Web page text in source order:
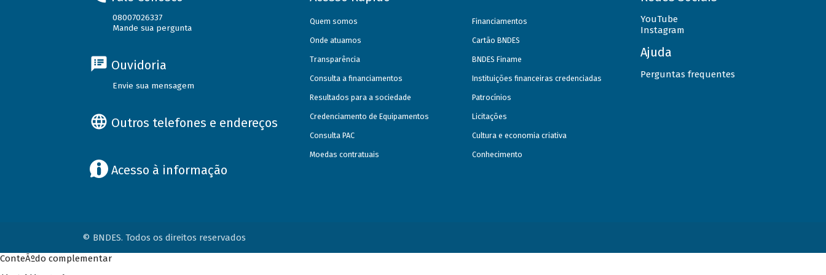
08007026337
Mande sua pergunta
Ouvidoria
Envie sua mensagem
Outros telefones e endereços
Acesso à informação
Quem somos
Onde atuamos
Transparência
Consulta a financiamentos
Resultados para a sociedade
Credenciamento de Equipamentos
Consulta PAC
Moedas contratuais
Financiamentos
Cartão BNDES
BNDES Finame
Instituições financeiras credenciadas
Patrocínios
Licitações
Cultura e economia criativa
Conhecimento
YouTube
Instagram
Ajuda
Perguntas frequentes
© BNDES. Todos os direitos reservados
ConteÃºdo complementar